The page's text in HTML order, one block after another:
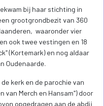
bij haar stichting in
grootgrondbezit van 360
waaronder vier
ook twee vestingen en 18
(Kortemark) en nog aldaar
Oudenaarde.
kerk en de parochie van
van Merch en Hansam") door
opgedragen aan de abdij